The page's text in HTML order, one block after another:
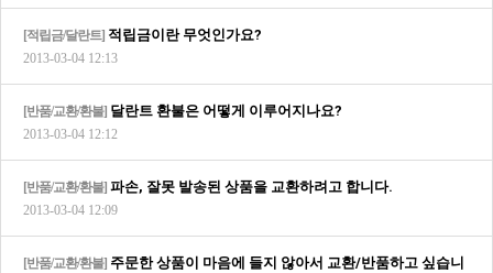
[적립금/달란트] 적립금이란 무엇인가요?
2013-03-04 12:13
[반품/교환/환불] 달란트 환불은 어떻게 이루어지나요?
2013-03-04 12:12
[반품/교환/환불] 파손, 잘못 발송된 상품을 교환하려고 합니다.
2013-03-04 12:09
[반품/교환/환불] 주문한 상품이 마음에 들지 않아서 교환/반품하고 싶습니